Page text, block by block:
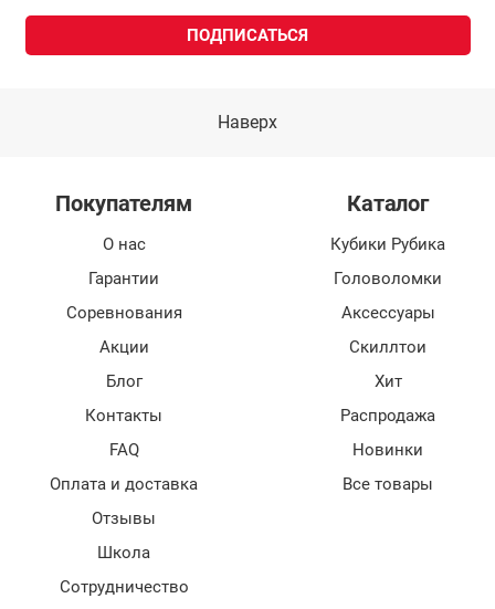
Наверх
Покупателям
О нас
Гарантии
Соревнования
Акции
Блог
Контакты
FAQ
Оплата и доставка
Отзывы
Школа
Сотрудничество
Каталог
Кубики Рубика
Головоломки
Аксессуары
Скиллтои
Хит
Распродажа
Новинки
Все товары